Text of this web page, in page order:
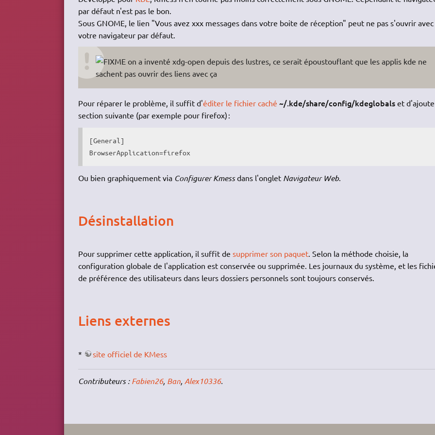
par défaut n'est pas le bon.
Sous GNOME, le lien "Vous avez xxx messages dans votre boite de réception" peut ne pas s'ouvrir avec
votre navigateur par défaut.
on a inventé xdg-open depuis des lustres, ce serait époustouflant que les applis kde ne
sachent pas ouvrir des liens avec ça
Pour réparer le problème, il suffit d'éditer le fichier caché ~/.kde/share/config/kdeglobalset
section suivante (par exemple pour firefox) :
[General]
BrowserApplication=firefox
Ou bien graphiquement via Configurer Kmessdans l'onglet Navigateur Web.
Désinstallation
Pour supprimer cette application, il suffit de supprimer son paquet. Selon la méthode choisie, la
configuration globale de l'application est conservée ou supprimée. Les journaux du système, et les
de préférence des utilisateurs dans leurs dossiers personnels sont toujours conservés.
Liens externes
* site officiel de KMess
Contributeurs :Fabien26, Ban, Alex10336.